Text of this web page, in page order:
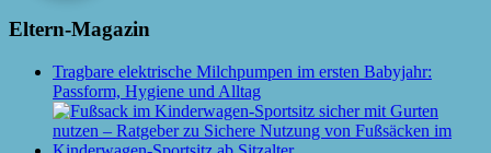
Eltern-Magazin
Tragbare elektrische Milchpumpen im ersten Babyjahr:
Passform, Hygiene und Alltag